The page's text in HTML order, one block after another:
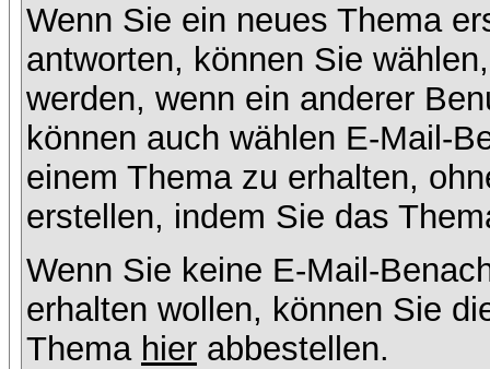
Wenn Sie ein neues Thema
antworten, können Sie
werden, wenn ein anderer
können auch wählen E-Mail-
einem Thema zu erhalten,
erstellen, indem Sie das
Wenn Sie keine E-Mail-
erhalten wollen, können Sie
Thema hier abbestellen.